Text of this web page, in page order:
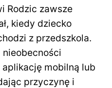
Rodzic zawsze
kiedy dziecko
z przedszkola.
nieobecności
mobilną lub
przyczynę i